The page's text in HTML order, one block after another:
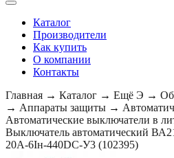
Каталог
Производители
Как купить
О компании
Контакты
Главная → Каталог → Ещё Э →
→ Аппараты защиты →
Автоматические выключатели в
Выключатель автоматический
20А-6Iн-440DC-У3 (102395)